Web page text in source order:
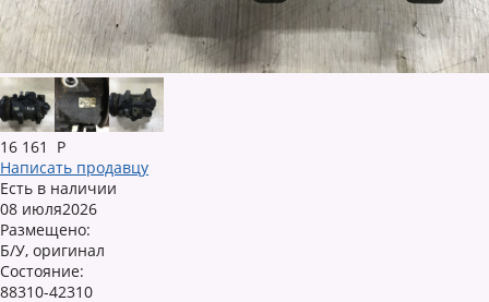
16 161
Р
Написать продавцу
Есть в наличии
08 июля2026
Размещено:
Б/У, оригинал
Состояние:
88310-42310